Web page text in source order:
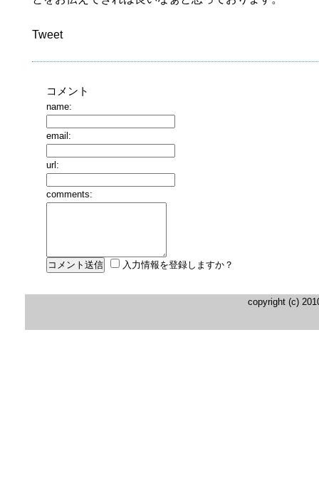
Tweet
コメント
name:
email:
url:
comments:
入力情報を登録しますか？
copyright (c)